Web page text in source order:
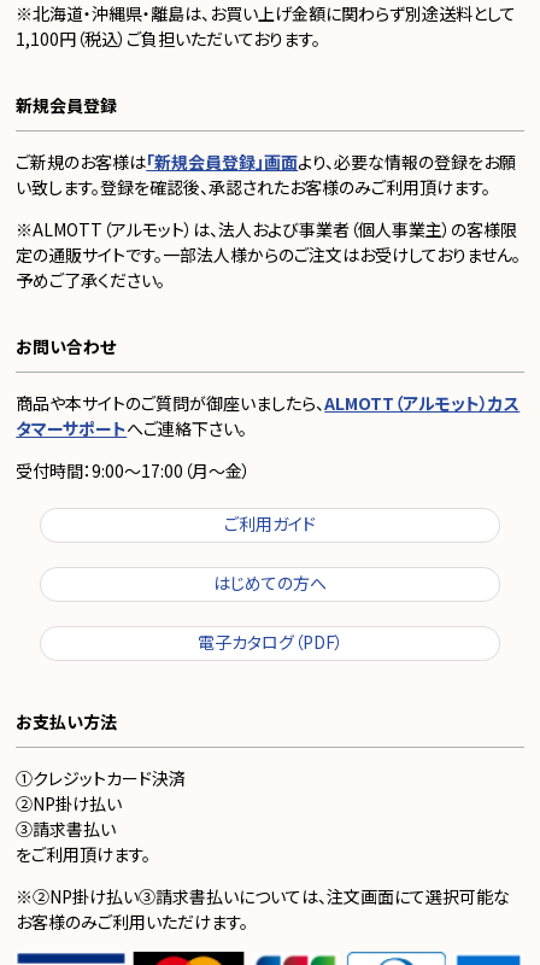
※北海道・沖縄県・離島は、お買い上げ金額に関わらず別途送料として
1,100円（税込）ご負担いただいております。
新規会員登録
ご新規のお客様は「新規会員登録」画面より、必要な情報の登録をお願
い致します。登録を確認後、承認されたお客様のみご利用頂けます。
※ALMOTT（アルモット）は、法人および事業者（個人事業主）の客様限
定の通販サイトです。一部法人様からのご注文はお受けしておりません。
予めご了承ください。
お問い合わせ
商品や本サイトのご質問が御座いましたら、ALMOTT（アルモット）カス
タマーサポートへご連絡下さい。
受付時間：9:00～17:00（月～金）
ご利用ガイド
はじめての方へ
電子カタログ（PDF）
お支払い方法
①クレジットカード決済
②NP掛け払い
③請求書払い
をご利用頂けます。
※②NP掛け払い③請求書払いについては、注文画面にて選択可能な
お客様のみご利用いただけます。